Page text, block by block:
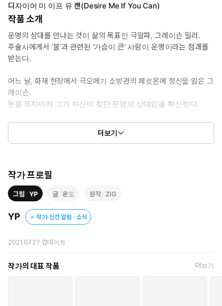
디자이어 미 이프 유 캔(Desire Me If You Can)
작품 소개
운명의 상대를 만나는 것이 삶의 목표인 극알파, 그레이슨 밀러.
주술사에게서 ‘불’과 관련된 ‘가슴이 큰’ 사람이 운명이라는 점괘를
받는다.
어느 날, 화재 현장에서 극오메가 소방관의 페로몬에 정신을 잃은 그
레이슨.
눈을 뜨자마자 그가 자신이 찾던 운명의 상대임을 확신한다.
그를 찾기 위해 소방서에 취직하지만
첫날부터 동료 소방관인 데인과 크게 싸우며 얽혀 버리는데...
더보기
작가 프로필
그림 YP 글 온도 원작 ZIG
YP 작가 신간 알림 · 소식
2021.07.27업데이트
작가의 대표 작품 더보기